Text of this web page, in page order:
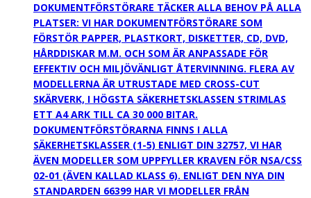
DOKUMENTFÖRSTÖRARE TÄCKER ALLA BEHOV PÅ ALLA
PLATSER: VI HAR DOKUMENTFÖRSTÖRARE SOM
FÖRSTÖR PAPPER, PLASTKORT, DISKETTER, CD, DVD,
HÅRDDISKAR M.M. OCH SOM ÄR ANPASSADE FÖR
EFFEKTIV OCH MILJÖVÄNLIGT ÅTERVINNING. FLERA AV
MODELLERNA ÄR UTRUSTADE MED CROSS-CUT
SKÄRVERK, I HÖGSTA SÄKERHETSKLASSEN STRIMLAS
ETT A4 ARK TILL CA 30 000 BITAR.
DOKUMENTFÖRSTÖRARNA FINNS I ALLA
SÄKERHETSKLASSER (1-5) ENLIGT DIN 32757, VI HAR
ÄVEN MODELLER SOM UPPFYLLER KRAVEN FÖR NSA/CSS
02-01 (ÄVEN KALLAD KLASS 6). ENLIGT DEN NYA DIN
STANDARDEN 66399 HAR VI MODELLER FRÅN